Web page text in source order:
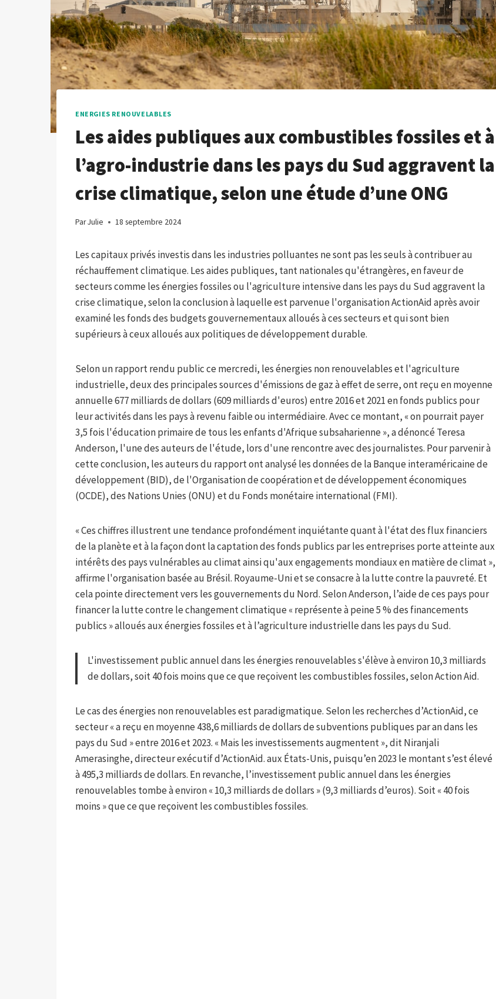
ENERGIES RENOUVELABLES
Les aides publiques aux combustibles fossiles et à
l’agro-industrie dans les pays du Sud aggravent la
crise climatique, selon une étude d’une ONG
ParJulie 18 septembre 2024
Les capitaux privés investis dans les industries polluantes ne sont pas les seuls à contribuer au
réchauffement climatique. Les aides publiques, tant nationales qu'étrangères, en faveur de
secteurs comme les énergies fossiles ou l'agriculture intensive dans les pays du Sud aggravent la
crise climatique, selon la conclusion à laquelle est parvenue l'organisation ActionAid après avoir
examiné les fonds des budgets gouvernementaux alloués à ces secteurs et qui sont bien
supérieurs à ceux alloués aux politiques de développement durable.
Selon un rapport rendu public ce mercredi, les énergies non renouvelables et l'agriculture
industrielle, deux des principales sources d'émissions de gaz à effet de serre, ont reçu en moyenne
annuelle 677 milliards de dollars (609 milliards d'euros) entre 2016 et 2021 en fonds publics pour
leur activités dans les pays à revenu faible ou intermédiaire. Avec ce montant, « on pourrait payer
3,5 fois l'éducation primaire de tous les enfants d'Afrique subsaharienne », a dénoncé Teresa
Anderson, l'une des auteurs de l'étude, lors d'une rencontre avec des journalistes. Pour parvenir à
cette conclusion, les auteurs du rapport ont analysé les données de la Banque interaméricaine de
développement (BID), de l'Organisation de coopération et de développement économiques
(OCDE), des Nations Unies (ONU) et du Fonds monétaire international (FMI).
« Ces chiffres illustrent une tendance profondément inquiétante quant à l'état des flux financiers
de la planète et à la façon dont la captation des fonds publics par les entreprises porte atteinte aux
intérêts des pays vulnérables au climat ainsi qu'aux engagements mondiaux en matière de climat »,
affirme l'organisation basée au Brésil. Royaume-Uni et se consacre à la lutte contre la pauvreté. Et
cela pointe directement vers les gouvernements du Nord. Selon Anderson, l’aide de ces pays pour
financer la lutte contre le changement climatique « représente à peine 5 % des financements
publics » alloués aux énergies fossiles et à l’agriculture industrielle dans les pays du Sud.
L'investissement public annuel dans les énergies renouvelables s'élève à environ 10,3 milliards
de dollars, soit 40 fois moins que ce que reçoivent les combustibles fossiles, selon Action Aid.
Le cas des énergies non renouvelables est paradigmatique. Selon les recherches d’ActionAid, ce
secteur « a reçu en moyenne 438,6 milliards de dollars de subventions publiques par an dans les
pays du Sud » entre 2016 et 2023. « Mais les investissements augmentent », dit Niranjali
Amerasinghe, directeur exécutif d’ActionAid. aux États-Unis, puisqu’en 2023 le montant s’est élevé
à 495,3 milliards de dollars. En revanche, l’investissement public annuel dans les énergies
renouvelables tombe à environ « 10,3 milliards de dollars » (9,3 milliards d’euros). Soit « 40 fois
moins » que ce que reçoivent les combustibles fossiles.